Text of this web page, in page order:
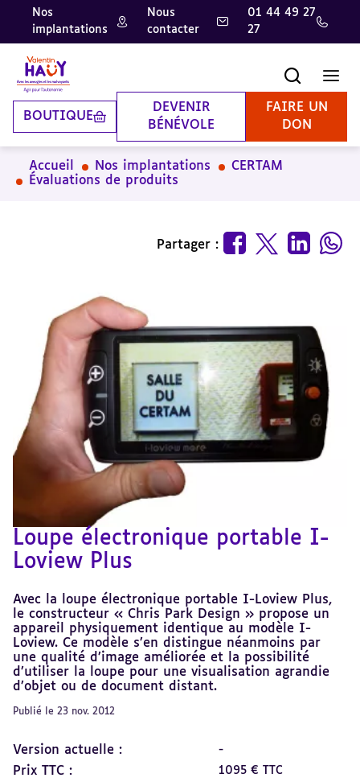
Aller
contenu
principal
Aller
pied
de
page
Aller
la
recherche
Nos
implantations
Nous
contacter
01 44 49 27
27
BOUTIQUE
DEVENIR
BÉNÉVOLE
FAIRE UN
DON
Accueil Nos implantations
CERTAM
Évaluations de produits
Partager :
Loupe électronique portable I-
Loview Plus
Avec la loupe électronique portable I-Loview Plus,
le constructeur « Chris Park Design » propose un
appareil physiquement identique au modèle I-
Loview. Ce modèle s’en distingue néanmoins par
une qualité d’image améliorée et la possibilité
d’utiliser la loupe pour une visualisation agrandie
d’objet ou de document distant.
Publié le 23 nov. 2012
Version actuelle : -
Prix TTC : 1095 € TTC